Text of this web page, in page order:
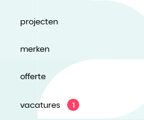
projecten
merken
offerte
vacatures